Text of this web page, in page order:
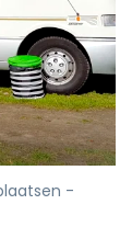
-